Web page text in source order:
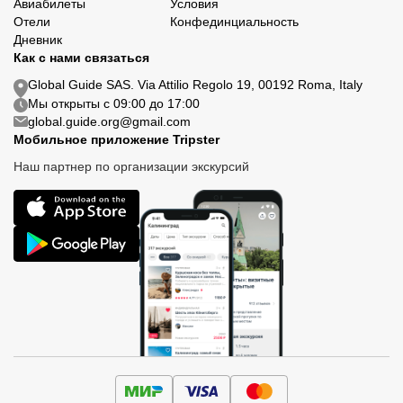
Авиабилеты
Отели
Дневник
Условия
Конфединциальность
Как с нами связаться
Global Guide SAS. Via Attilio Regolo 19, 00192 Roma, Italy
Мы открыты с 09:00 до 17:00
global.guide.org@gmail.com
Мобильное приложение Tripster
Наш партнер по организации экскурсий